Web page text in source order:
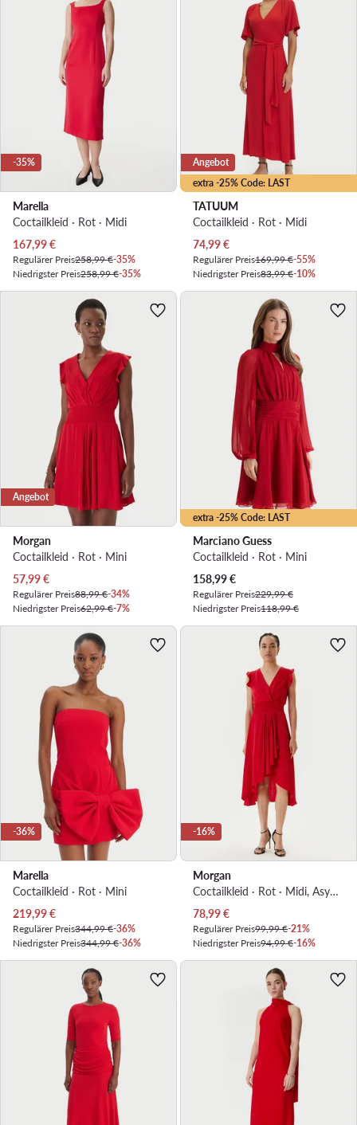
-35%
Marella
Coctailkleid · Rot · Midi
Aktueller Preis
167,99€
Regulärer Preis258,99 €-35%
Niedrigster Preis258,99 €-35%
extra -25% Code: LAST
Angebot
TATUUM
Coctailkleid · Rot · Midi
Aktueller Preis
74,99€
Regulärer Preis169,99 €-55%
Niedrigster Preis83,99 €-10%
Angebot
Morgan
Coctailkleid · Rot · Mini
Aktueller Preis
57,99€
Regulärer Preis88,99 €-34%
Niedrigster Preis62,99 €-7%
extra -25% Code: LAST
Marciano Guess
Coctailkleid · Rot · Mini
Aktueller Preis
158,99€
Regulärer Preis229,99 €
Niedrigster Preis118,99 €
-36%
Marella
Coctailkleid · Rot · Mini
Aktueller Preis
219,99€
Regulärer Preis344,99 €-36%
Niedrigster Preis344,99 €-36%
-16%
Morgan
Coctailkleid · Rot · Midi, Asymmetrisch
Aktueller Preis
78,99€
Regulärer Preis99,99 €-21%
Niedrigster Preis94,99 €-16%